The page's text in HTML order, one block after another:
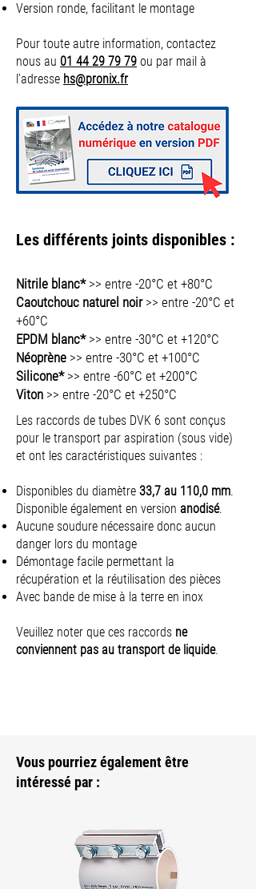
Version ronde, facilitant le montage
Pour toute autre information, contactez
nous au 01 44 29 79 79 ou par mail à
l’adresse hs@pronix.fr
Les différents joints disponibles :
Nitrile blanc* >> entre -20°C et +80°C
Caoutchouc naturel noir>> entre -20°C et
+60°C
EPDM blanc*>> entre -30°C et +120°C
Néoprène >> entre -30°C et +100°C
Silicone*>> entre -60°C et +200°C
Viton >> entre -20°C et +250°C
Les raccords de tubes DVK 6 sont conçus
pour le transport par aspiration (sous vide)
et ont les caractéristiques suivantes :
Disponibles du diamètre 33,7 au 110,0 mm.
Disponible également en version anodisé.
Aucune soudure nécessaire donc aucun
danger lors du montage
Démontage facile permettant la
récupération et la réutilisation des pièces
Avec bande de mise à la terre en inox
Veuillez noter que ces raccords ne
conviennent pas au transport de liquide.
Vous pourriez également être
intéressé par :